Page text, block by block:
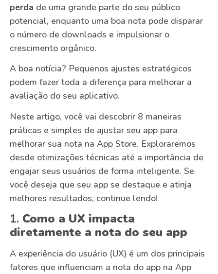
perda de uma grande parte do seu público
potencial, enquanto uma boa nota pode disparar
o número de downloads e impulsionar o
crescimento orgânico.
A boa notícia? Pequenos ajustes estratégicos
podem fazer toda a diferença para melhorar a
avaliação do seu aplicativo.
Neste artigo, você vai descobrir 8 maneiras
práticas e simples de ajustar seu app para
melhorar sua nota na App Store. Exploraremos
desde otimizações técnicas até a importância de
engajar seus usuários de forma inteligente. Se
você deseja que seu app se destaque e atinja
melhores resultados, continue lendo!
1. Como a UX impacta
diretamente a nota do seu app
A experiência do usuário (UX) é um dos principais
fatores que influenciam a nota do app na App